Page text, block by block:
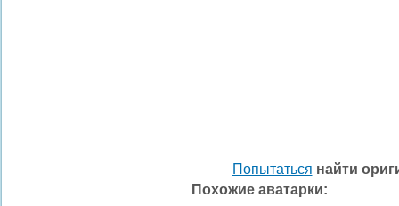
Попытаться найти
Похожие аватарки: